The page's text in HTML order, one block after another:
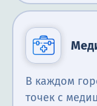
В каждом
точек с